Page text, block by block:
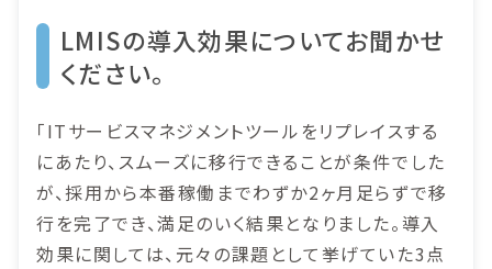
LMISの導入効果についてお聞かせ
ください。
「ITサービスマネジメントツールをリプレイスする
にあたり、スムーズに移行できることが条件でした
が、採用から本番稼働までわずか2ヶ月足らずで移
行を完了でき、満足のいく結果となりました。導入
効果に関しては、元々の課題として挙げていた3点